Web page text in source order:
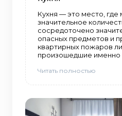
Кухня — это место,
значительное
сосредоточено
опасных предметов и
квартирных пожаров
произошедшие именно
Читать полностью